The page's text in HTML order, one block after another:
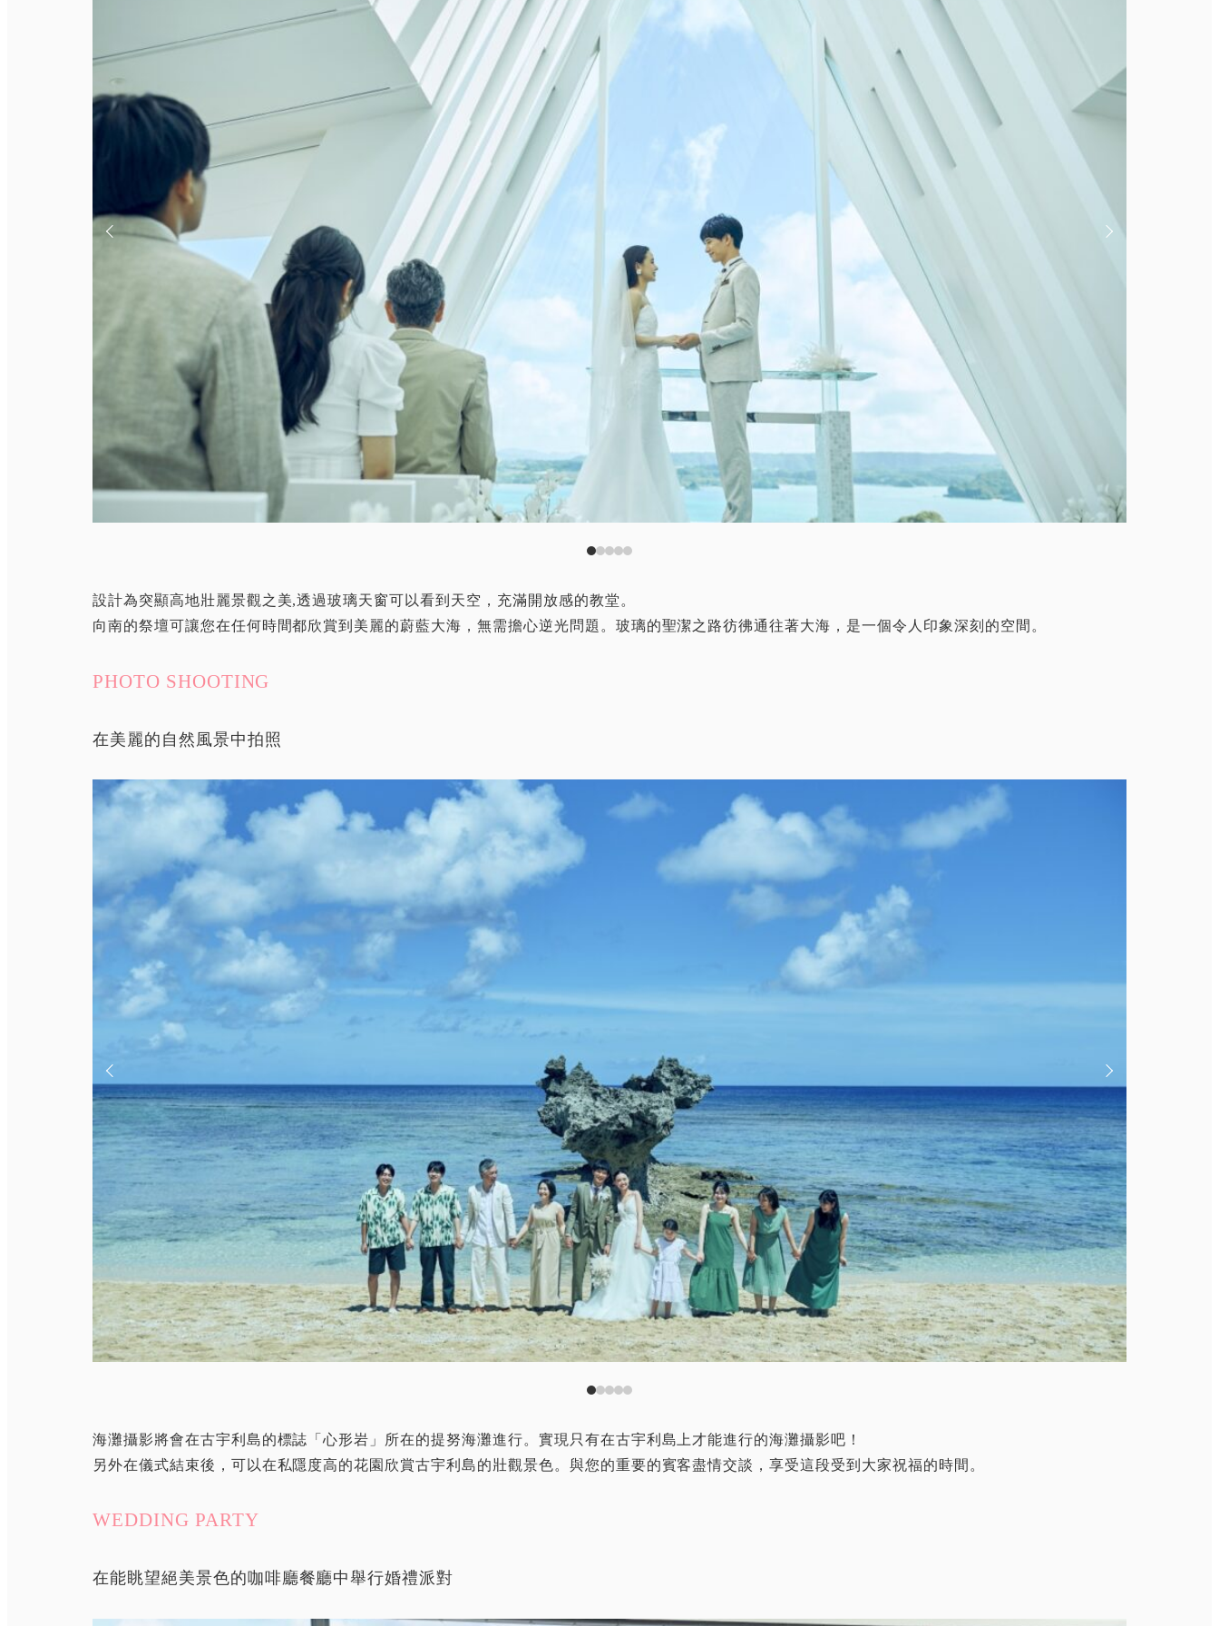
設計為突顯高地壯麗景觀之美,透過玻璃天窗可以看到天空，充滿開放感的教堂。
向南的祭壇可讓您在任何時間都欣賞到美麗的蔚藍大海，無需擔心逆光問題。玻璃的聖潔之路彷彿通往著大海，是一個令人印象深刻的空間。
PHOTO SHOOTING
在美麗的自然風景中拍照
海灘攝影將會在古宇利島的標誌「心形岩」所在的提努海灘進行。實現只有在古宇利島上才能進行的海灘攝影吧！
另外在儀式結束後，可以在私隱度高的花園欣賞古宇利島的壯觀景色。與您的重要的賓客盡情交談，享受這段受到大家祝福的時間。
WEDDING PARTY
在能眺望絕美景色的咖啡廳餐廳中舉行婚禮派對